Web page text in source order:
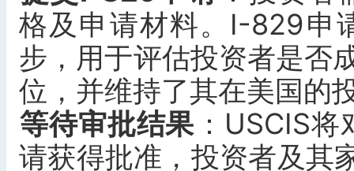
格及申请材料。I-829申
步，用于评估投资者是否
位，并维持了其在美国的
等待审批结果 ：USCIS
请获得批准，投资者及其